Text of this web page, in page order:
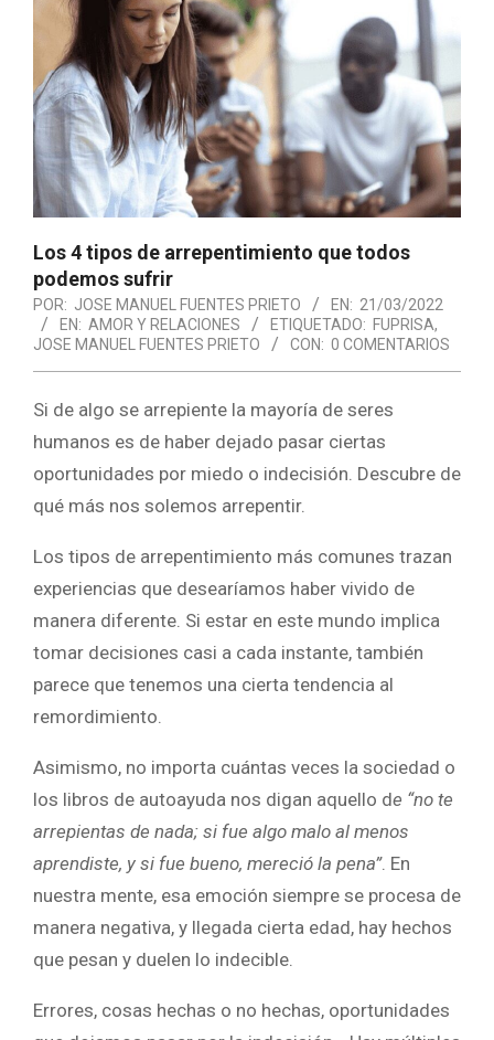
Los 4 tipos de arrepentimiento que todos
podemos sufrir
POR: JOSE MANUEL FUENTES PRIETO EN: 21/03/2022
EN: AMOR Y RELACIONES ETIQUETADO: FUPRISA,
JOSE MANUEL FUENTES PRIETO
CON: 0 COMENTARIOS
Si de algo se arrepiente la mayoría de seres
humanos es de haber dejado pasar ciertas
oportunidades por miedo o indecisión. Descubre de
qué más nos solemos arrepentir.
Los tipos de arrepentimiento más comunes trazan
experiencias que desearíamos haber vivido de
manera diferente. Si estar en este mundo implica
tomar decisiones casi a cada instante, también
parece que tenemos una cierta tendencia al
remordimiento.
Asimismo, no importa cuántas veces la sociedad o
los libros de autoayuda nos digan aquello de “no te
arrepientas de nada; si fue algo malo al menos
aprendiste, y si fue bueno, mereció la pena”. En
nuestra mente, esa emoción siempre se procesa de
manera negativa, y llegada cierta edad, hay hechos
que pesan y duelen lo indecible.
Errores, cosas hechas o no hechas, oportunidades